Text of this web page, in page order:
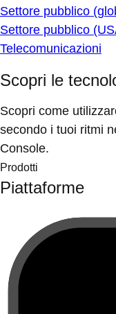
Settore pubblico
Settore pubblico
Telecomunicazioni
Scopri le
Scopri come
secondo i tuoi ritmi
Console.
Prodotti
Piattaforme